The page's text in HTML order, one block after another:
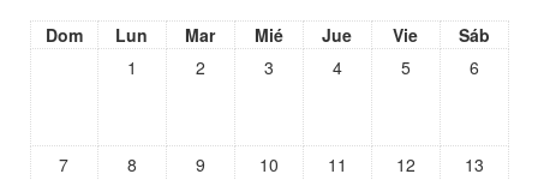
Dom Lun Mar Mié Jue Vie
Sáb
1
2 3 4 5 6
7 8 9 10 11 12 13